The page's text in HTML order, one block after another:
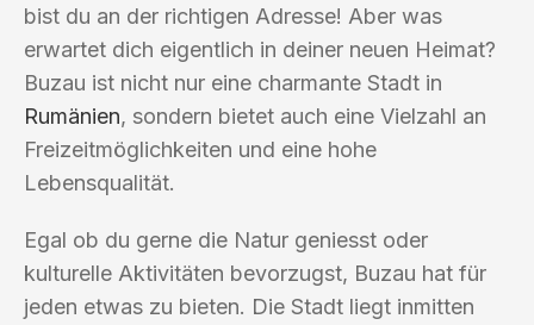
bist du an der richtigen Adresse! Aber was
erwartet dich eigentlich in deiner neuen Heimat?
Buzau ist nicht nur eine charmante Stadt in
Rumänien, sondern bietet auch eine Vielzahl an
Freizeitmöglichkeiten und eine hohe
Lebensqualität.
Egal ob du gerne die Natur geniesst oder
kulturelle Aktivitäten bevorzugst, Buzau hat für
jeden etwas zu bieten. Die Stadt liegt inmitten